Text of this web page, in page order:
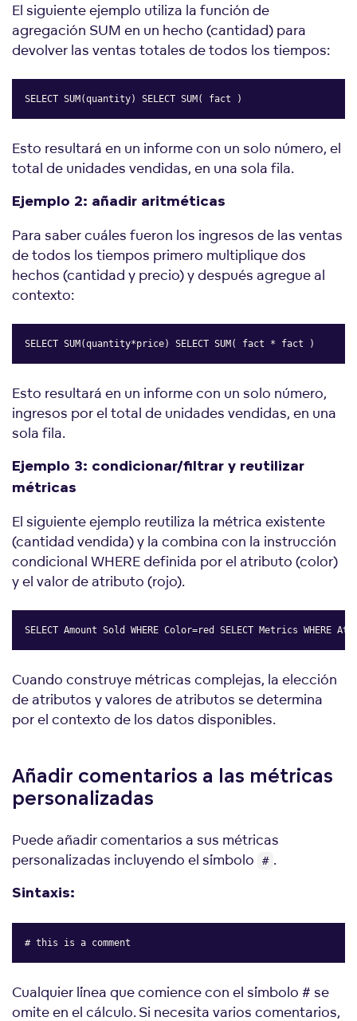
El siguiente ejemplo utiliza la función de
agregación SUM en un hecho (cantidad) para
devolver las ventas totales de todos los tiempos:
SELECT SUM(quantity) SELECT SUM( fact )
Esto resultará en un informe con un solo número, el
total de unidades vendidas, en una sola fila.
Ejemplo 2: añadir aritméticas
Para saber cuáles fueron los ingresos de las ventas
de todos los tiempos primero multiplique dos
hechos (cantidad y precio) y después agregue al
contexto:
SELECT SUM(quantity*price) SELECT SUM( fact * fact )Copy
Esto resultará en un informe con un solo número,
ingresos por el total de unidades vendidas, en una
sola fila.
Ejemplo 3: condicionar/filtrar y reutilizar
métricas
El siguiente ejemplo reutiliza la métrica existente
(cantidad vendida) y la combina con la instrucción
condicional WHERE definida por el atributo (color)
y el valor de atributo (rojo).
SELECT Amount Sold WHERE Color=red SELECT MetricsCopy
Cuando construye métricas complejas, la elección
de atributos y valores de atributos se determina
por el contexto de los datos disponibles.
Añadir comentarios a las métricas
personalizadas
Puede añadir comentarios a sus métricas
personalizadas incluyendo el símbolo
# .
Sintaxis:
# this is a comment
Cualquier línea que comience con el símbolo # se
omite en el cálculo. Si necesita varios comentarios,